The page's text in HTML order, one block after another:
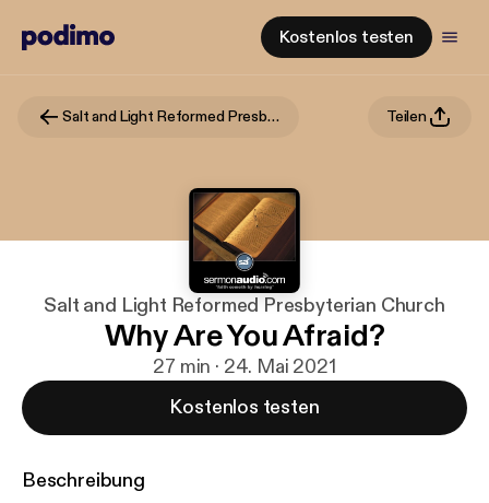
Kostenlos testen
Salt and Light Reformed Presbyterian Church Teilen
Salt and Light Reformed Presbyterian Church
Why Are You Afraid?
27 min · 24. Mai 2021
Kostenlos testen
Beschreibung